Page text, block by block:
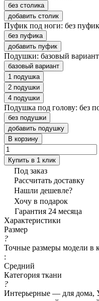
без столика
добавить столик
Пуфик под ноги: без
без пуфика
добавить пуфик
Подушки: базовый вариант
базовый вариант
1 подушка
2 подушки
4 подушки
Подушка под голову: без
без подушки
добавить подушку
В корзину
Купить в 1 клик
Под заказ
Рассчитать доставку
Нашли дешевле?
Хочу в подарок
Гарантия 24 месяца
Характеристики
Размер
?
Точные размеры модели в
:
Средний
Категория ткани
?
Интерьерные — для дома,